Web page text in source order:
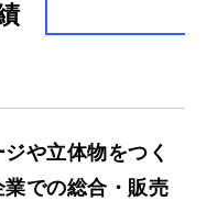
や立体物をつく
での総合・販売